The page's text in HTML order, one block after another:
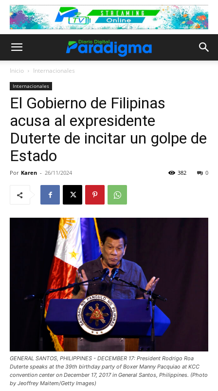
Inicio Internacionales
Internacionales
El Gobierno de Filipinas
acusa al expresidente
Duterte de incitar un golpe de
Estado
Por Karen - 26/11/2024 0
382
GENERAL SANTOS, PHILIPPINES - DECEMBER 17: President Rodrigo Roa
Duterte speaks at the 39th birthday party of Boxer Manny Pacquiao at KCC
convention center on December 17, 2017 in General Santos, Philippines. (Photo
by Jeoffrey Maitem/Getty Images)